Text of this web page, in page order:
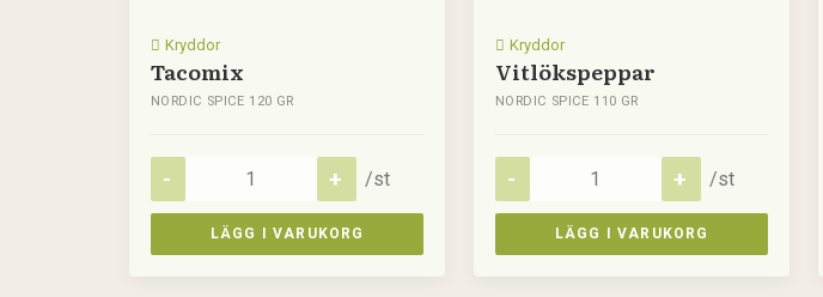
Kryddor
Tacomix
NORDIC SPICE 120 GR
/st
LÄGG I VARUKORG
Kryddor
Vitlökspeppar
NORDIC SPICE 110 GR
/st
LÄGG I VARUKORG